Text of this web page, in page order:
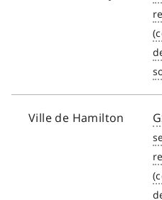
Ville de Hamilton